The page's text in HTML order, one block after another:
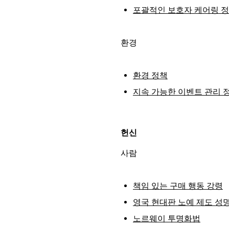
포괄적인 보호자 케어링
환경
환경 정책
지속 가능한 이벤트 관리
헌신
사람
책임 있는 구매 행동 강령
영국 현대판 노예 제도 성
노르웨이 투명화법